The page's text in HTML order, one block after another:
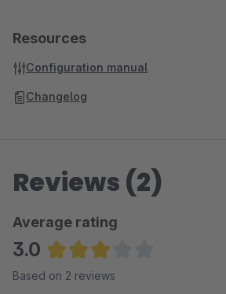
Resources
Configuration manual
Changelog
Reviews (2)
Average rating
3.0
Average rating of 3 out of 5 stars
Based on 2 reviews